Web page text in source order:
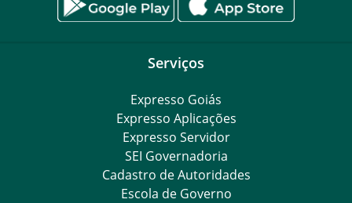
Serviços
Expresso Goiás
Expresso Aplicações
Expresso Servidor
SEI Governadoria
Cadastro de Autoridades
Escola de Governo